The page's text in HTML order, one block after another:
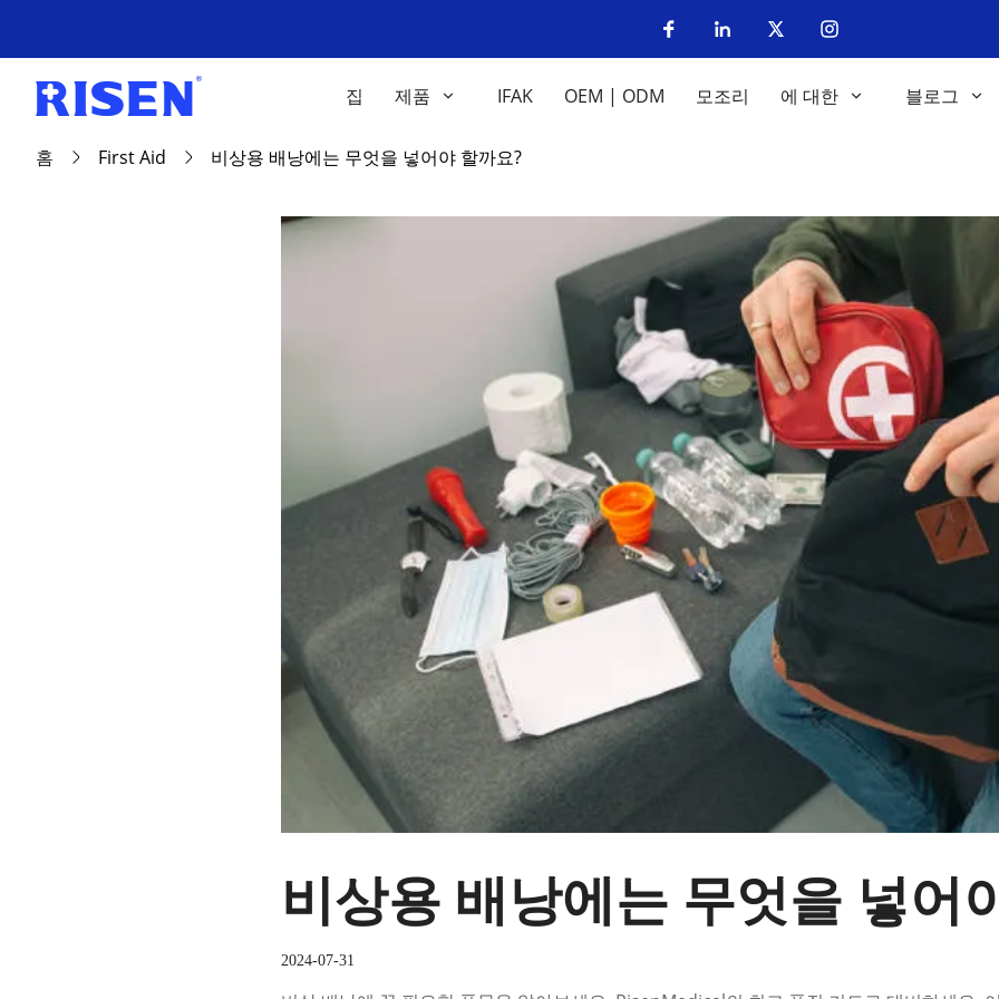
집 제품 IFAK OEM | ODM 모조리 에 대한 블로그
홈 First Aid 비상용 배낭에는 무엇을 넣어야 할까요?
비상용 배낭에는 무엇을 넣어
2024-07-31